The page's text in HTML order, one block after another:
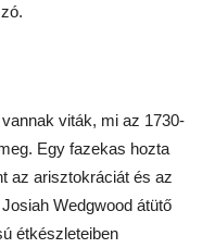
viták, mi az 1730-
Egy fazekas hozta
az arisztokráciát és az
Wedgwood átütő
étkészleteiben